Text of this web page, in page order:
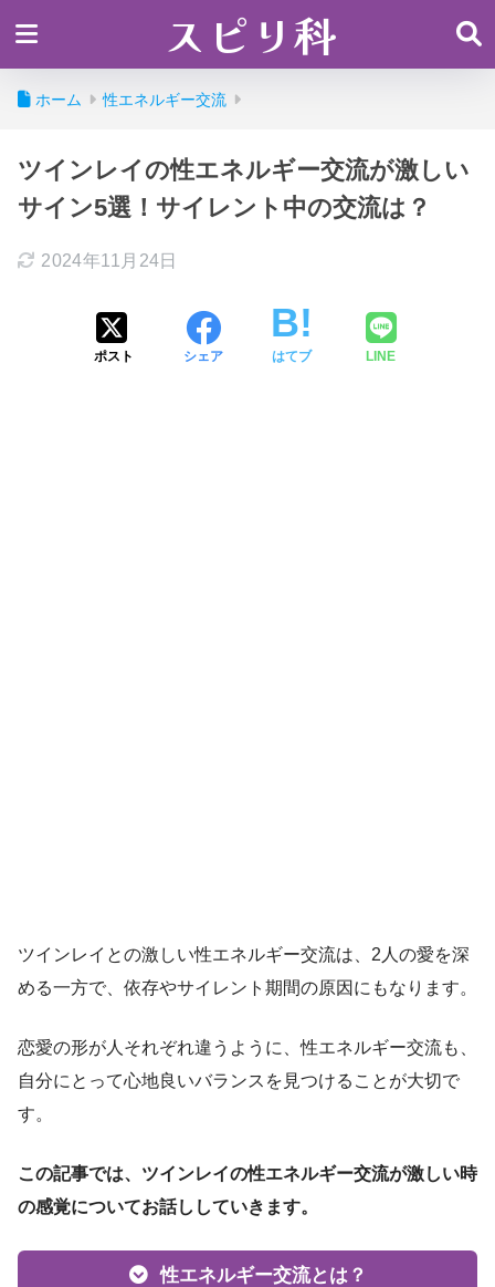
スピリ科
ホーム 性エネルギー交流
ツインレイの性エネルギー交流が激しい
サイン5選！サイレント中の交流は？
2024年11月24日
ポスト シェア はてブ LINE
ツインレイとの激しい性エネルギー交流は、2人の愛を深
める一方で、依存やサイレント期間の原因にもなります。
恋愛の形が人それぞれ違うように、性エネルギー交流も、
自分にとって心地良いバランスを見つけることが大切で
す。
この記事では、ツインレイの性エネルギー交流が激しい時
の感覚についてお話ししていきます。
性エネルギー交流とは？